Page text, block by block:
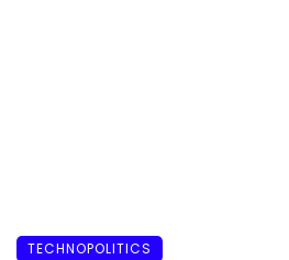
TECHNOPOLITICS